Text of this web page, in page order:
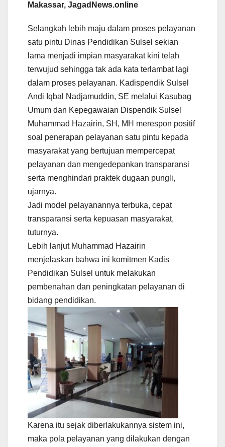
Makassar, JagadNews.online
Selangkah lebih maju dalam proses pelayanan
satu pintu Dinas Pendidikan Sulsel sekian
lama menjadi impian masyarakat kini telah
terwujud sehingga tak ada kata terlambat lagi
dalam proses pelayanan. Kadispendik Sulsel
Andi Iqbal Nadjamuddin, SE melalui Kasubag
Umum dan Kepegawaian Dispendik Sulsel
Muhammad Hazairin, SH, MH merespon positif
soal penerapan pelayanan satu pintu kepada
masyarakat yang bertujuan mempercepat
pelayanan dan mengedepankan transparansi
serta menghindari praktek dugaan pungli,
ujarnya.
Jadi model pelayanannya terbuka, cepat
transparansi serta kepuasan masyarakat,
tuturnya.
Lebih lanjut Muhammad Hazairin
menjelaskan bahwa ini komitmen Kadis
Pendidikan Sulsel untuk melakukan
pembenahan dan peningkatan pelayanan di
bidang pendidikan.
Karena itu sejak diberlakukannya sistem ini,
maka pola pelayanan yang dilakukan dengan